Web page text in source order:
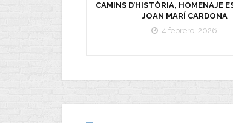
CAMINS D’HISTÒRIA, HOMENAJE
JOAN MARÍ CARDONA
4 febrero, 2026